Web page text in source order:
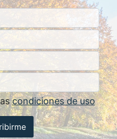
condiciones de uso